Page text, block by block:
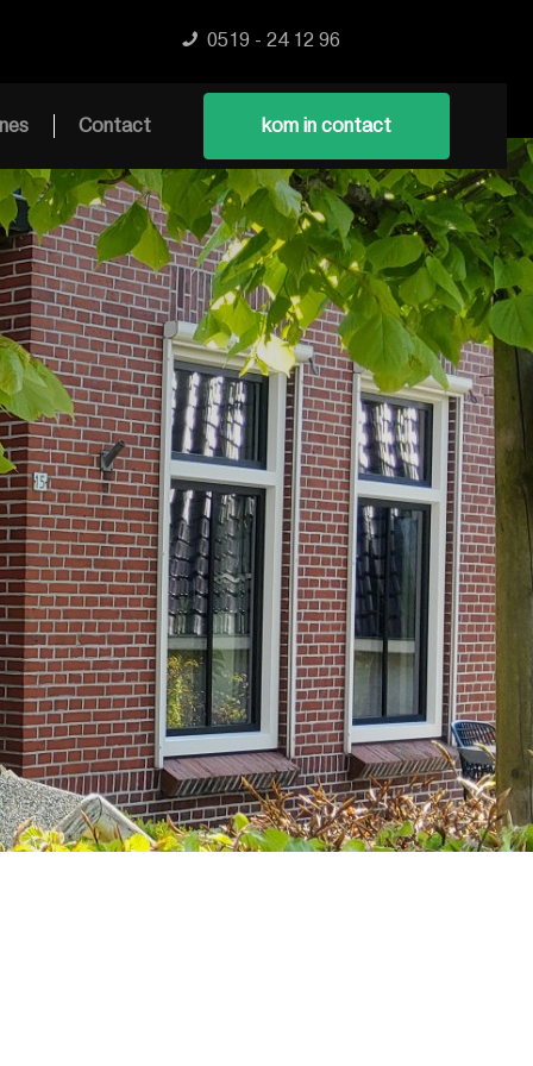
0519 - 24 12 96
Contact kom in contact